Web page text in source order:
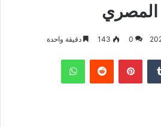
المصري
0
143 دقيقة واحدة
بينتيريست واتساب